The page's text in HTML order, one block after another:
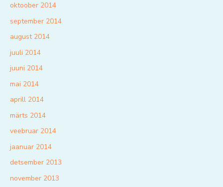
oktoober 2014
september 2014
august 2014
juuli 2014
juuni 2014
mai 2014
aprill 2014
märts 2014
veebruar 2014
jaanuar 2014
detsember 2013
november 2013